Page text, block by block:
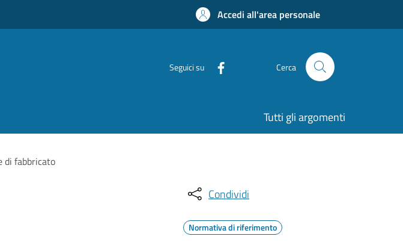
Accedi all'area personale
Seguici su Cerca
Tutti gli argomenti
di fabbricato
Condividi
Normativa di riferimento